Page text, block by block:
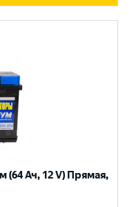
Ач, 12 V) Прямая,